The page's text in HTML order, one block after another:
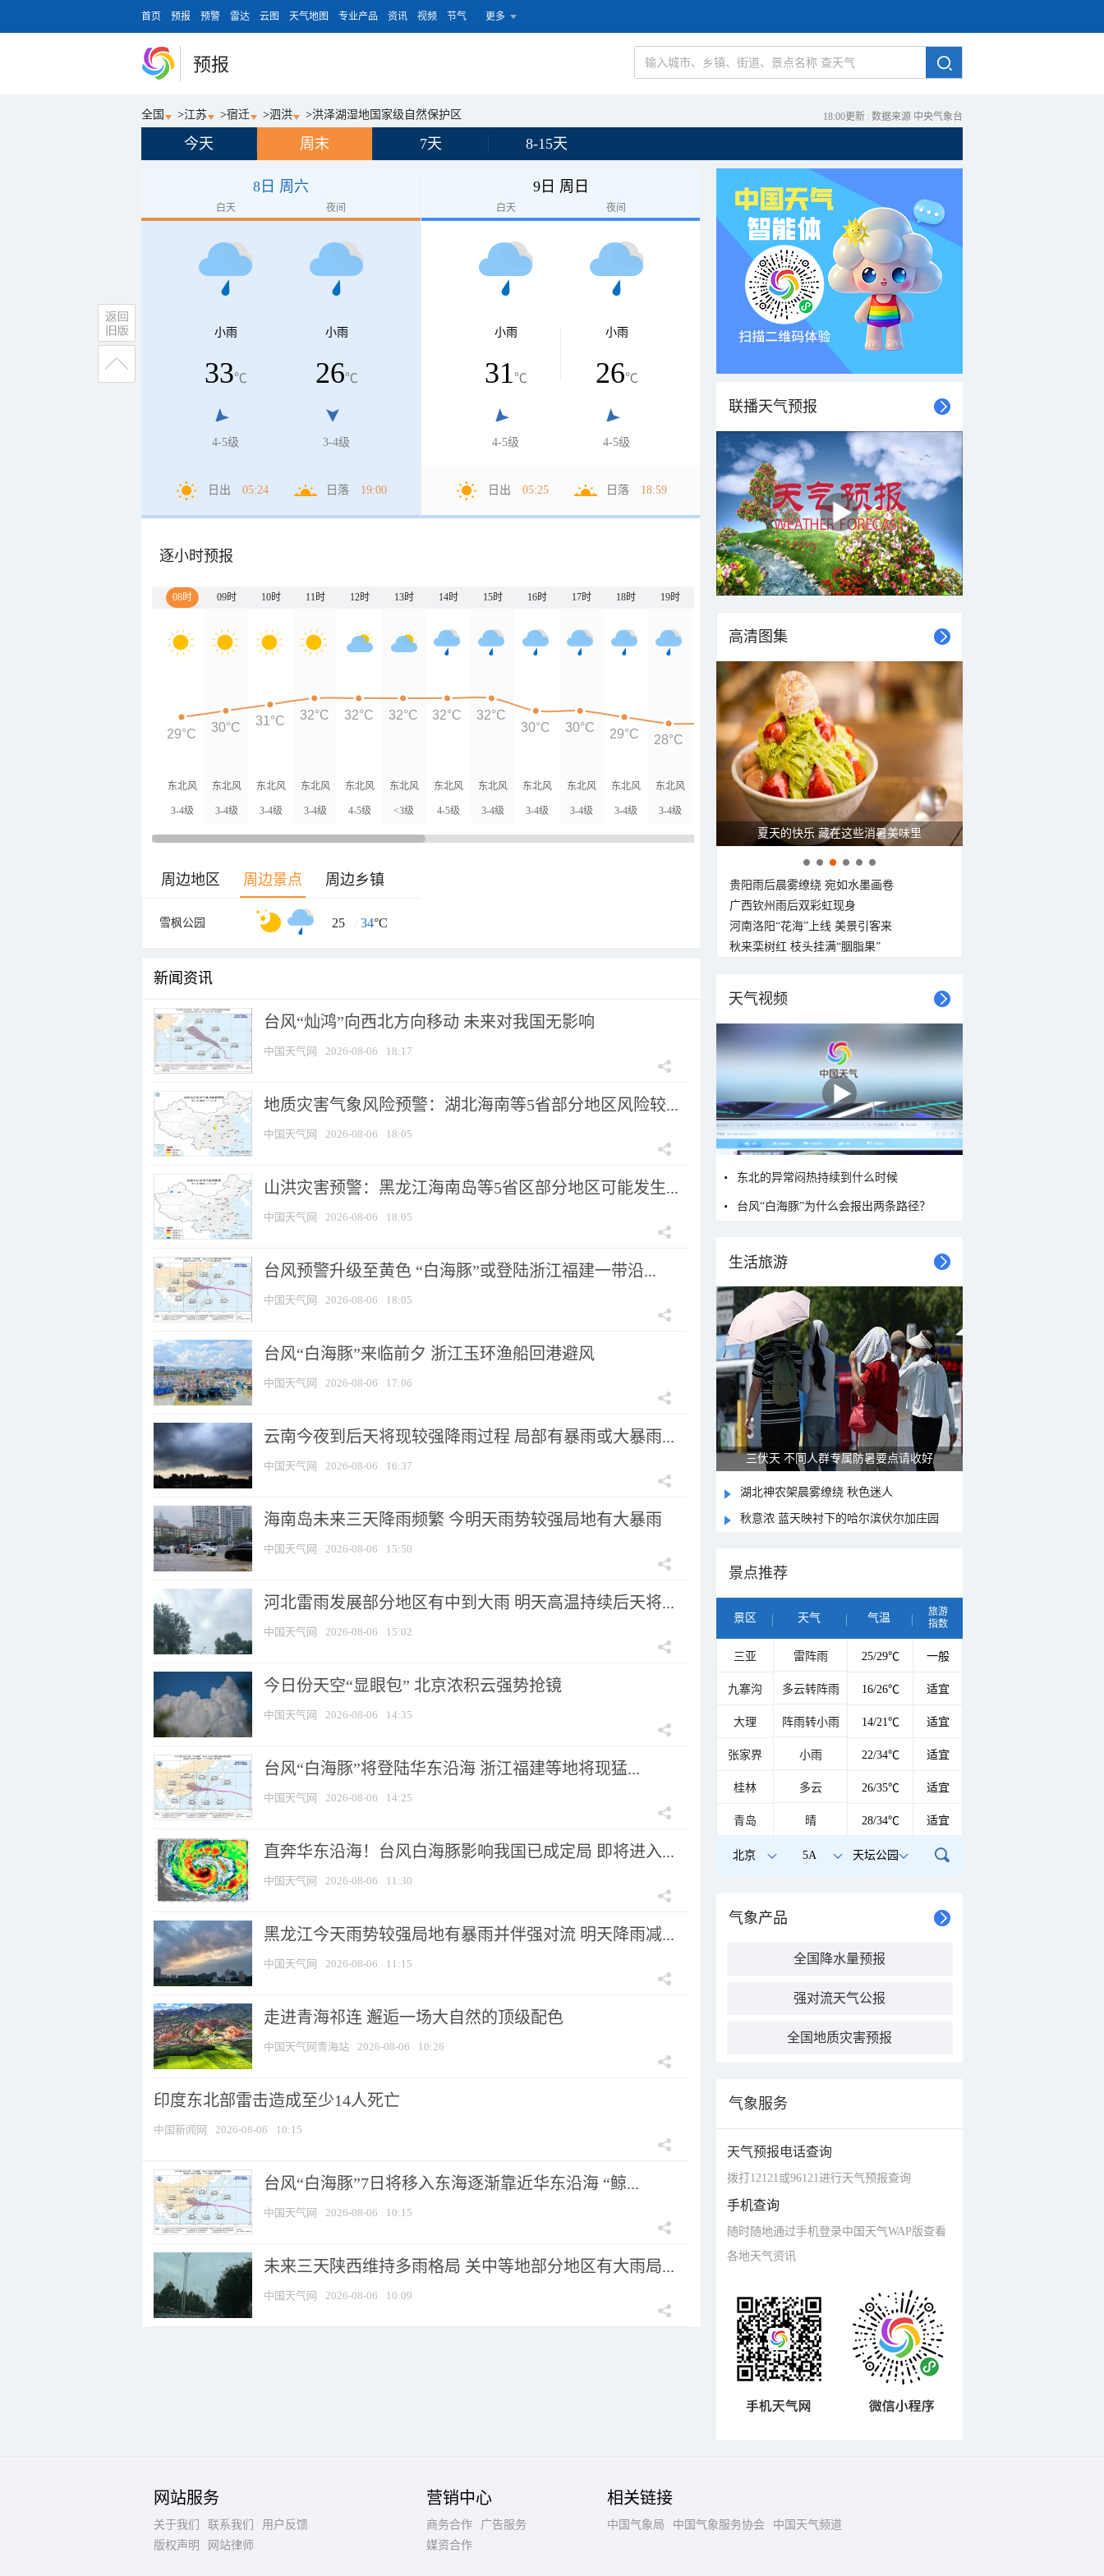
首页 预报 预警 雷达 云图 天气地图 专业产品 资讯 视频 节气 更多
预报
全国 >江苏 >宿迁 >泗洪 >洪泽湖湿地国家级自然保护区 18:00更新 数据来源 中央气象台
今天 周末 7天 8-15天
8日 周六
白天 夜间
小雨
33℃
4-5级
小雨
26℃
3-4级
日出 05:24 日落 19:00
9日 周日
白天 夜间
小雨
31℃
4-5级
小雨
26℃
4-5级
日出 05:25 日落 18:59
逐小时预报
08时 09时 10时 11时 12时 13时 14时 15时 16时 17时 18时 19时 20时 21时 22时 23时 00时 01时
东北风
3-4级
东北风
3-4级
东北风
3-4级
东北风
3-4级
东北风
4-5级
东北风
<3级
东北风
4-5级
东北风
3-4级
东北风
3-4级
东北风
3-4级
东北风
3-4级
东北风
3-4级
东北风
3-4级
东北风
3-4级
东北风
3-4级
北风
3-4级
北风
3-4级
29°C 30°C 31°C 32°C 32°C 32°C 32°C 32°C
30°C 30°C 29°C 28°C 28°C 28°C 27°C 27°C
周边地区 周边景点 周边乡镇
雪枫公园 25 / 34°C
新闻资讯
台风“灿鸿”向西北方向移动 未来对我国无影响
中国天气网 2026-08-06 18:17
地质灾害气象风险预警：湖北海南等5省部分地区风险较...
中国天气网 2026-08-06 18:05
山洪灾害预警：黑龙江海南岛等5省区部分地区可能发生...
中国天气网 2026-08-06 18:05
台风预警升级至黄色 “白海豚”或登陆浙江福建一带沿...
中国天气网 2026-08-06 18:05
台风“白海豚”来临前夕 浙江玉环渔船回港避风
中国天气网 2026-08-06 17:06
云南今夜到后天将现较强降雨过程 局部有暴雨或大暴雨...
中国天气网 2026-08-06 16:37
海南岛未来三天降雨频繁 今明天雨势较强局地有大暴雨
中国天气网 2026-08-06 15:50
河北雷雨发展部分地区有中到大雨 明天高温持续后天将...
中国天气网 2026-08-06 15:02
今日份天空“显眼包” 北京浓积云强势抢镜
中国天气网 2026-08-06 14:35
台风“白海豚”将登陆华东沿海 浙江福建等地将现猛...
中国天气网 2026-08-06 14:25
直奔华东沿海！台风白海豚影响我国已成定局 即将进入...
中国天气网 2026-08-06 11:30
黑龙江今天雨势较强局地有暴雨并伴强对流 明天降雨减...
中国天气网 2026-08-06 11:15
走进青海祁连 邂逅一场大自然的顶级配色
中国天气网青海站 2026-08-06 10:26
印度东北部雷击造成至少14人死亡
中国新闻网 2026-08-06 10:15
台风“白海豚”7日将移入东海逐渐靠近华东沿海 “鲸...
中国天气网 2026-08-06 10:15
未来三天陕西维持多雨格局 关中等地部分地区有大雨局...
中国天气网 2026-08-06 10:09
联播天气预报
高清图集
夏天的快乐 藏在这些消暑美味里
贵阳雨后晨雾缭绕 宛如水墨画卷
广西钦州雨后双彩虹现身
河南洛阳“花海”上线 美景引客来
秋来栾树红 枝头挂满“胭脂果”
天气视频
东北的异常闷热持续到什么时候
台风“白海豚”为什么会报出两条路径？
生活旅游
三伏天 不同人群专属防暑要点请收好
湖北神农架晨雾缭绕 秋色迷人
秋意浓 蓝天映衬下的哈尔滨伏尔加庄园
景点推荐
景区 天气 气温
旅游
指数
三亚 雷阵雨 25/29℃ 一般
九寨沟 多云转阵雨 16/26℃ 适宜
大理 阵雨转小雨 14/21℃ 适宜
张家界 小雨 22/34℃ 适宜
桂林 多云 26/35℃ 适宜
青岛 晴 28/34℃ 适宜
北京 5A 天坛公园
气象产品
全国降水量预报
强对流天气公报
全国地质灾害预报
气象服务
天气预报电话查询
拨打12121或96121进行天气预报查询
手机查询
随时随地通过手机登录中国天气WAP版查看
各地天气资讯
网站服务
关于我们 联系我们
用户反馈
版权声明
网站律师
营销中心
商务合作
广告服务
媒资合作
相关链接
中国气象局 中国气象服务协会 中国天气频道